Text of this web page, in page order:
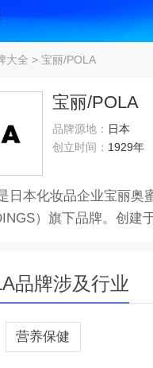
大全 > 宝丽/POLA
宝丽/POLA
品牌源地： 日本
创立时间： 1929年
日本化妆品企业宝丽奥
）旗下品牌。创建
品牌涉及行业
营养保健